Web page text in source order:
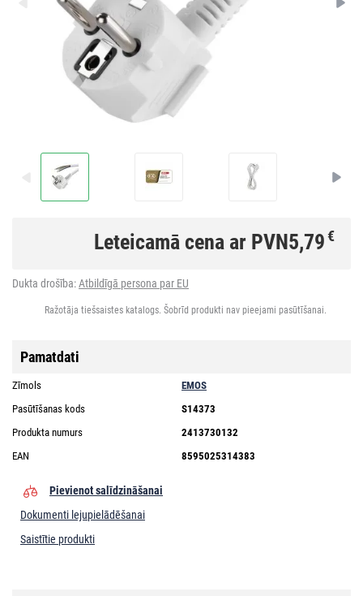
Leteicamā cena ar PVN5,79€
Dukta drošība:Atbildīgā persona par EU
Ražotāja tiešsaistes katalogs. Šobrīd produkti nav pieejami pasūtīšanai.
Pamatdati
Zīmols
EMOS
Pasūtīšanas kods
S14373
Produkta numurs
2413730132
EAN
8595025314383
Pievienot salīdzināšanai
Dokumenti lejupielādēšanai
Saistītie produkti